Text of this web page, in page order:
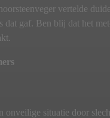
vertelde
dat gaf. Ben blij dat het
onveilige situatie door